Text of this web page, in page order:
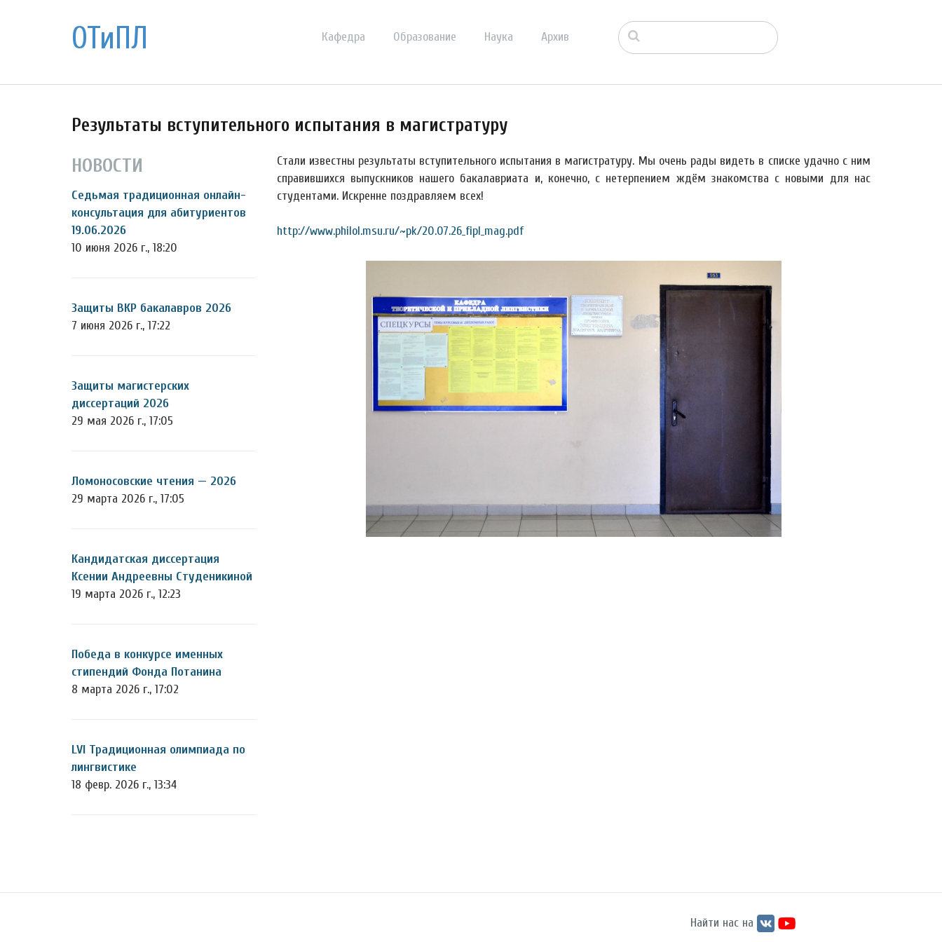
ОТиПЛ Кафедра Образование Наука Архив
Результаты вступительного испытания в магистратуру
НОВОСТИ
Седьмая традиционная онлайн-
консультация для абитуриентов
19.06.2026
10 июня 2026 г., 18:20
Защиты ВКР бакалавров 2026
7 июня 2026 г., 17:22
Защиты магистерских
диссертаций 2026
29 мая 2026 г., 17:05
Ломоносовские чтения — 2026
29 марта 2026 г., 17:05
Кандидатская диссертация
Ксении Андреевны Студеникиной
19 марта 2026 г., 12:23
Победа в конкурсе именных
стипендий Фонда Потанина
8 марта 2026 г., 17:02
LVI Традиционная олимпиада по
лингвистике
18 февр. 2026 г., 13:34
Стали известны результаты вступительного испытания в магистратуру. Мы очень рады видеть в списке удачно с ним
справившихся выпускников нашего бакалавриата и, конечно, с нетерпением ждём знакомства с новыми для нас
студентами. Искренне поздравляем всех!
http://www.philol.msu.ru/~pk/20.07.26_fipl_mag.pdf
Найти нас на